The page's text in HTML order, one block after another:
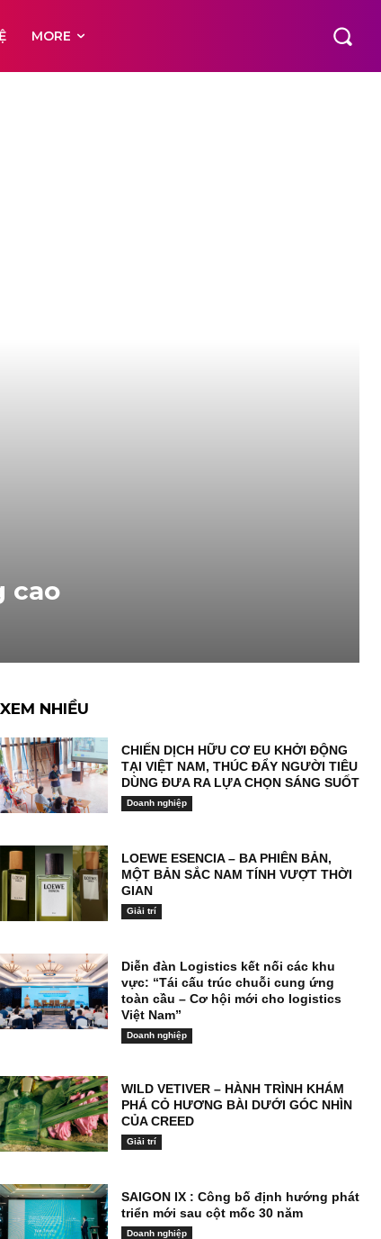
MORE
cao
XEM NHIỀU
CHIẾN DỊCH HỮU CƠ EU KHỞI ĐỘNG
TẠI VIỆT NAM, THÚC ĐẨY NGƯỜI TIÊU
DÙNG ĐƯA RA LỰA CHỌN SÁNG SUỐT
Doanh nghiệp
LOEWE ESENCIA – BA PHIÊN BẢN,
MỘT BẢN SẮC NAM TÍNH VƯỢT THỜI
GIAN
Giải trí
Diễn đàn Logistics kết nối các khu
vực: “Tái cấu trúc chuỗi cung ứng
toàn cầu – Cơ hội mới cho logistics
Việt Nam”
Doanh nghiệp
WILD VETIVER – HÀNH TRÌNH KHÁM
PHÁ CỎ HƯƠNG BÀI DƯỚI GÓC NHÌN
CỦA CREED
Giải trí
SAIGON IX : Công bố định hướng phát
triển mới sau cột mốc 30 năm
Doanh nghiệp